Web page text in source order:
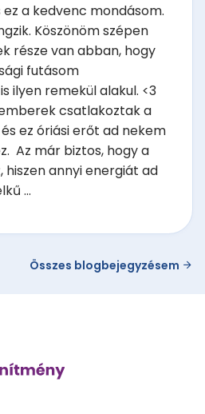
a kedvenc mondásom.
Köszönöm szépen
része van abban, hogy
futásom
ilyen remekül alakul. <3
csatlakoztak a
ez óriási erőt ad nekem
Az már biztos, hogy a
hiszen annyi energiát ad
...
Összes blogbejegyzésem